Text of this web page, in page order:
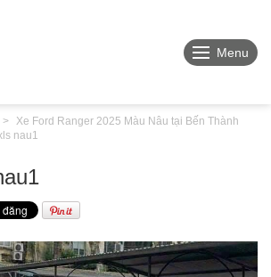
Menu
Xe Ford Ranger 2025 Màu Nâu tại Bến Thành
nau1